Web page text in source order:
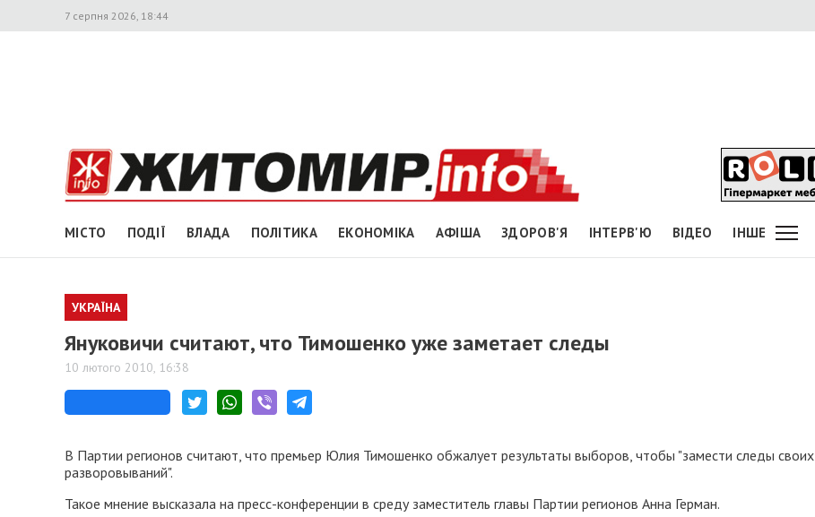
7 серпня 2026, 18:44
МІСТО ПОДІЇ ВЛАДА ПОЛІТИКА ЕКОНОМІКА АФІША ЗДОРОВ'Я ІНТЕРВ'Ю ВІДЕО ІНШЕ
УКРАЇНА
Януковичи считают, что Тимошенко уже заметает следы
10 лютого 2010, 16:38
В Партии регионов считают, что премьер Юлия Тимошенко обжалует результаты выборов, чтобы "замести следы своих
разворовываний".
Такое мнение высказала на пресс-конференции в среду заместитель главы Партии регионов Анна Герман.